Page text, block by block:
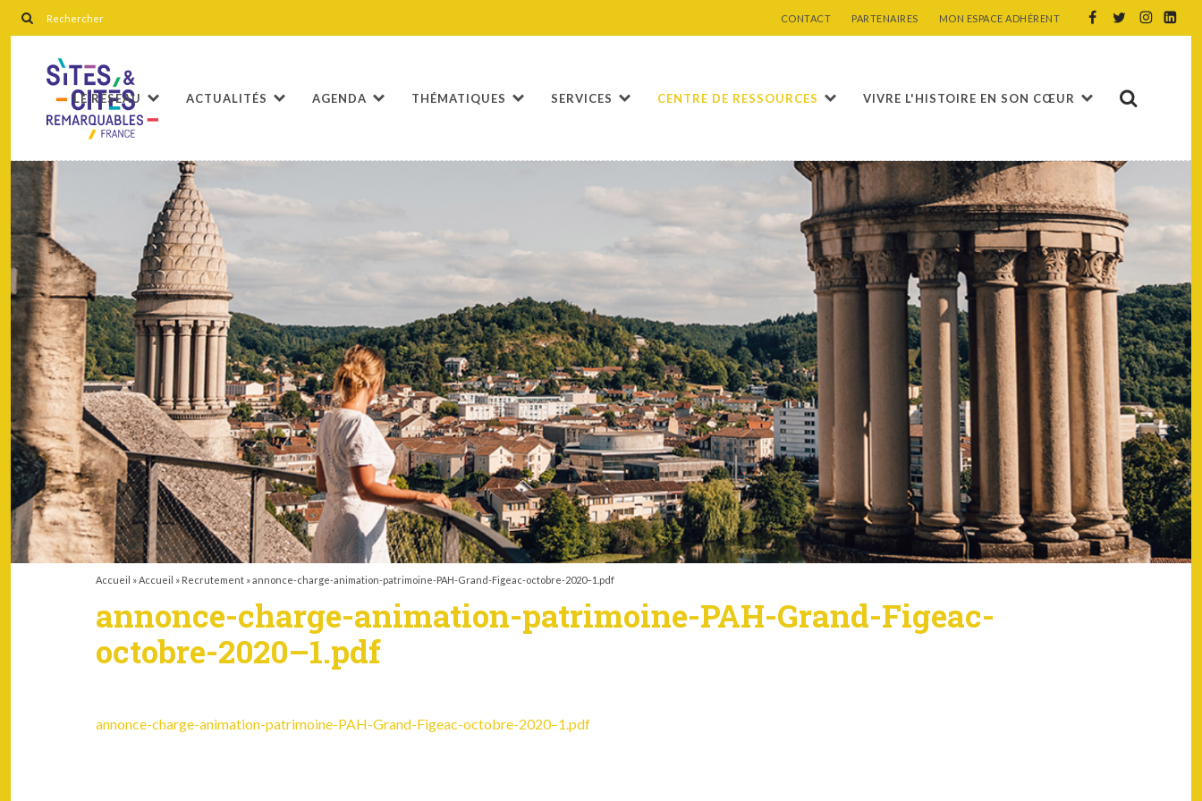
CONTACT PARTENAIRES MON ESPACE ADHÉRENT
LE RÉSEAU ACTUALITÉS AGENDA THÉMATIQUES SERVICES CENTRE DE RESSOURCES VIVRE L'HISTOIRE EN SON CŒUR
Accueil »Accueil » Recrutement »annonce-charge-animation-patrimoine-PAH-Grand-Figeac-octobre-2020–1.pdf
annonce-charge-animation-patrimoine-PAH-Grand-Figeac-
octobre-2020–1.pdf
annonce-charge-animation-patrimoine-PAH-Grand-Figeac-octobre-2020–1.pdf